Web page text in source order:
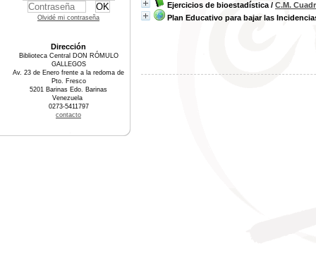
Ejercicios de bioestadística / C.M.
Plan Educativo para bajar las
Olvidé mi contraseña
Dirección
Biblioteca Central DON RÓMULO
GALLEGOS
Av. 23 de Enero frente a la redoma de
Pto. Fresco
5201 Barinas Edo. Barinas
Venezuela
0273-5411797
contacto